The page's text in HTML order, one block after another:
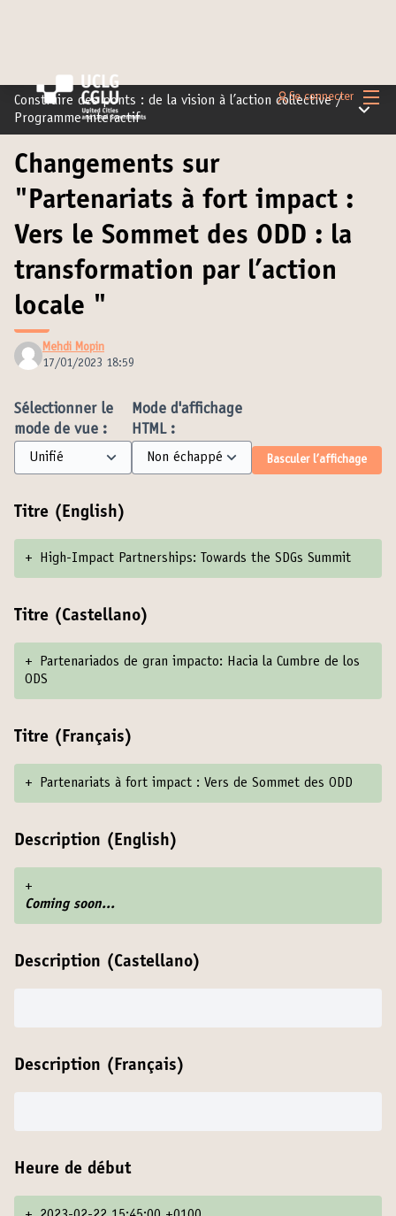
Se connecter
Construire des ponts : de la vision à l’action collective /
Programme interactif
Menu
Changements sur
"Partenariats à fort impact :
Vers le Sommet des ODD : la
transformation par l’action
locale "
Mehdi Mopin
17/01/2023 18:59
Sélectionner le
mode de vue :
Mode d'affichage
HTML :
Basculer l’affichage
Titre (English)
+ High-Impact Partnerships: Towards the SDGs Summit
Titre (Castellano)
+
Partenariados de gran impacto: Hacia la Cumbre de los
ODS
Titre (Français)
+ Partenariats à fort impact : Vers de Sommet des ODD
Description (English)
+
Coming soon...
Description (Castellano)
Description (Français)
Heure de début